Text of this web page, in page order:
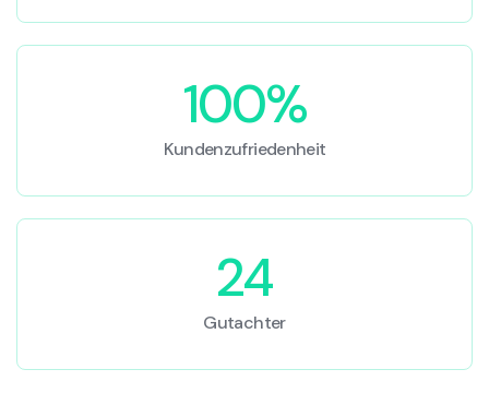
100%
Kundenzufriedenheit
24
Gutachter